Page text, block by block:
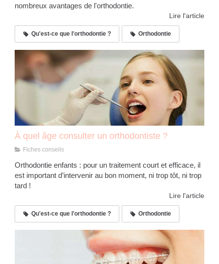
nombreux avantages de l'orthodontie.
Lire l'article
Qu'est-ce que l'orthodontie ? Orthodontie
À quel âge consulter un orthodontiste ?
Fiches conseils
Orthodontie enfants : pour un traitement court et efficace, il
est important d’intervenir au bon moment, ni trop tôt, ni trop
tard !
Lire l'article
Qu'est-ce que l'orthodontie ? Orthodontie